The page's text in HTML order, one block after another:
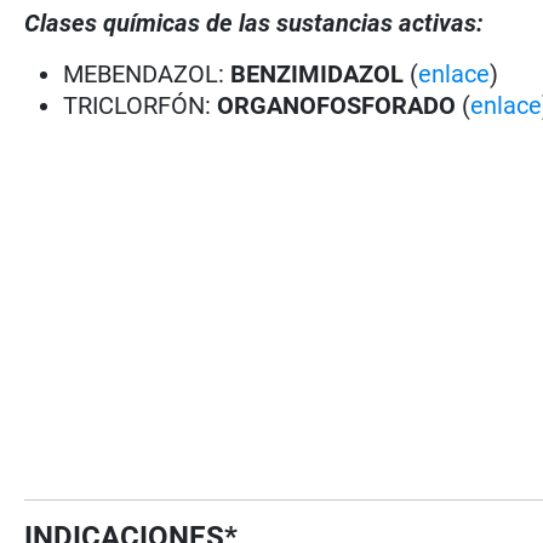
Clases químicas de las sustancias activas:
MEBENDAZOL: BENZIMIDAZOL (enlace)
TRICLORFÓN:ORGANOFOSFORADO (enlace